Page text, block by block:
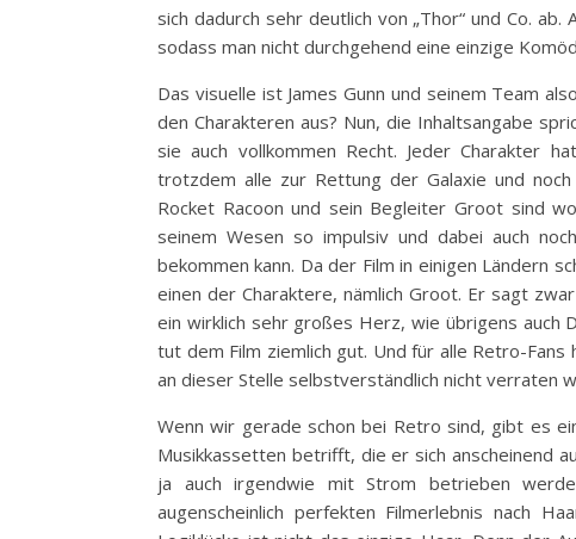
sich dadurch sehr deutlich von „Thor“ und Co.
sodass man nicht durchgehend eine einzige
Das visuelle ist James Gunn und seinem Team
den Charakteren aus? Nun, die Inhaltsangabe
sie auch vollkommen Recht. Jeder Charakter
trotzdem alle zur Rettung der Galaxie und
Rocket Racoon und sein Begleiter Groot sind
seinem Wesen so impulsiv und dabei auch
bekommen kann. Da der Film in einigen Ländern
einen der Charaktere, nämlich Groot. Er sagt
ein wirklich sehr großes Herz, wie übrigens auch
tut dem Film ziemlich gut. Und für alle Retro-
an dieser Stelle selbstverständlich nicht verraten
Wenn wir gerade schon bei Retro sind, gibt es
Musikkassetten betrifft, die er sich anscheinend
ja auch irgendwie mit Strom betrieben
augenscheinlich perfekten Filmerlebnis nach